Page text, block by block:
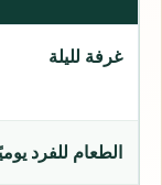
غرفة لليلة
الطعام للفرد